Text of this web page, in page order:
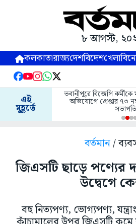
৮ আগস্ট,
কলকাতারাজ্যদেশবিদেশখেলা
এই
মুহূর্তে
ভবানীপুরে বিজেপি কর্মীকে
অভিযোগে গ্রেপ্তার ৭৩
বর্তমান/
জিএসটি ছাড়ে পণ্যের
উদ্বেগে
বহু নিত্যপণ্য, ভোগ্যপণ্য,